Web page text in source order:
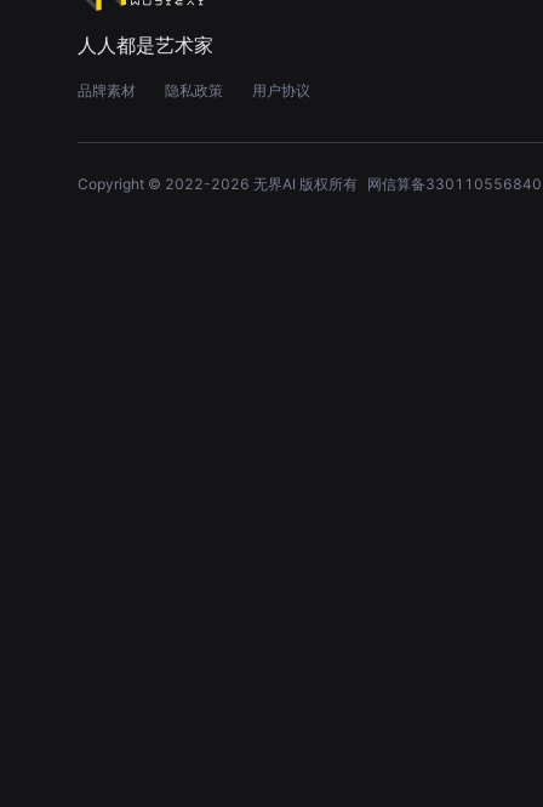
人人都是艺术家
品牌素材 隐私政策 用户协议
Copyright © 2022-2026 无界AI 版权所有 网信算备